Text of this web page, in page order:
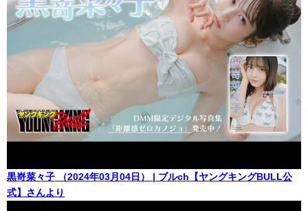
黒嵜菜々子 （2024年03月04日） | ブルch【ヤングキングBULL公
式】さんより